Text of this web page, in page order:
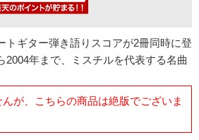
トギター弾き語りスコアが2冊同時に登
2004年まで、ミスチルを代表する名曲
が、こちらの商品は絶版でございま